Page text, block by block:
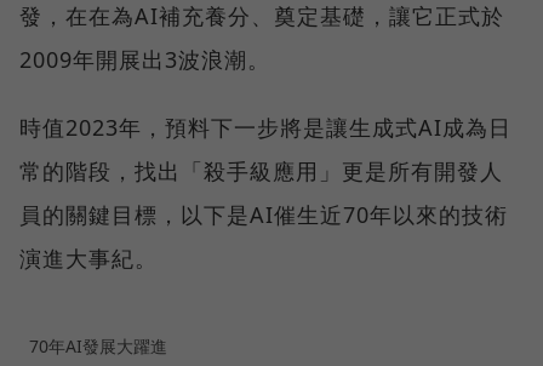
發，在在為AI補充養分、奠定基礎，讓它正式於
2009年開展出3波浪潮。
時值2023年，預料下一步將是讓生成式AI成為日
常的階段，找出「殺手級應用」更是所有開發人
員的關鍵目標，以下是AI催生近70年以來的技術
演進大事紀。
70年AI發展大躍進